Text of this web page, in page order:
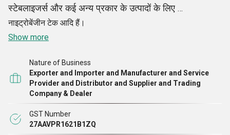
स्टेबलाइजर्स और कई अन्य प्रकार के उत्पादों के लिए
वन-स्टॉप शॉप, ग्रीनकेम बायोटेक की रासायनिक उद्योग में काफी
रसायनों के अग्रणी निर्माता, सेवा प्रदाता, निर्यातक, आयातक, थोक
व्यापारी/वितरक, आपूर्तिकर्ता और व्यापारी के रूप में स्वीकार किया
जाता है। हमारे द्वारा प्रदान किए जाने वाले कुछ थोक रसायनों में
फॉस्फोरस एसिड क्रिस्टल, फॉस्फोनिक एसिड का पोटेशियम नमक,
अमीनो एसिड सोया आधारित, ह्यूमिक एसिड, फुल्विक एसिड,
नाइट्रोबेंजीन टेक आदि हैं।
Show more
Nature of Business
Exporter and Importer and Manufacturer and Service
Provider and Distributor and Supplier and Trading
Company & Dealer
GST Number
27AAVPR1621B1ZQ